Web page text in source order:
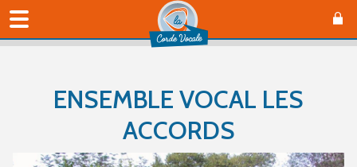
ENSEMBLE VOCAL LES
ACCORDS